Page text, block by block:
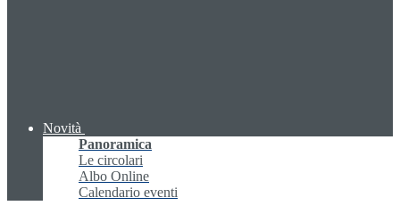
Novità
Panoramica
Le circolari
Albo Online
Calendario eventi